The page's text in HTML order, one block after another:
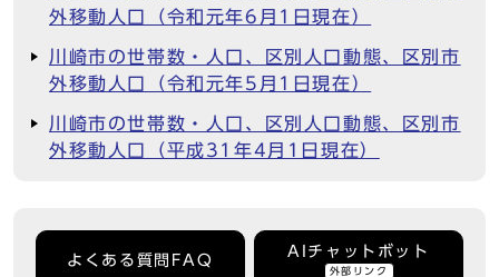
外移動人口（令和元年6月1日現在）
川崎市の世帯数・人口、区別人口動態、区別市
外移動人口（令和元年5月1日現在）
川崎市の世帯数・人口、区別人口動態、区別市
外移動人口（平成31年4月1日現在）
よくある質問FAQ
AIチャットボット
外部リンク